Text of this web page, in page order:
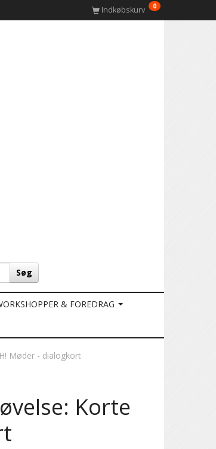
Indkøbskurv 0
Søg
& FOREDRAG
Møder - dialogkort
Korte